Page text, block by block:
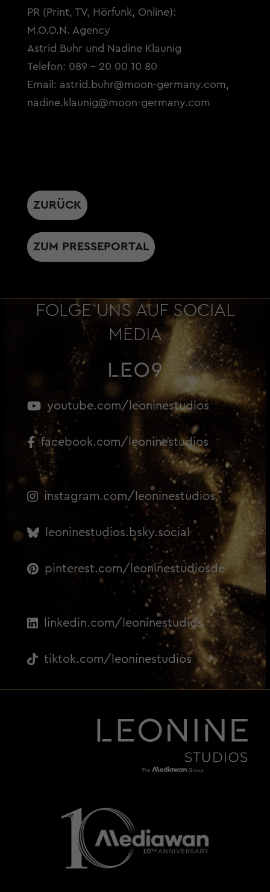
PR (Print, TV, Hörfunk, Online):
M.O.O.N. Agency
Astrid Buhr und Nadine Klaunig
Telefon: 089 - 20 00 10 80
Email: astrid.buhr@moon-germany.com,
nadine.klaunig@moon-germany.com
ZURÜCK
ZUM PRESSEPORTAL
FOLGE UNS AUF SOCIAL
MEDIA
youtube.com/leoninestudios
facebook.com/leoninestudios
instagram.com/leoninestudios
leoninestudios.bsky.social
pinterest.com/leoninestudiosde
linkedin.com/leoninestudios
tiktok.com/leoninestudios